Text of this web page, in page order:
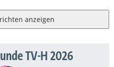
anzeigen
TV-H 2026